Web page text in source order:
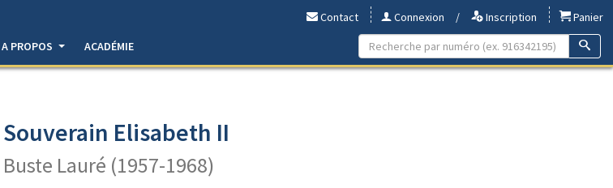
Contact Connexion / Inscription
Panier
A PROPOS ACADÉMIE
Souverain Elisabeth II
Buste Lauré (1957-1968)